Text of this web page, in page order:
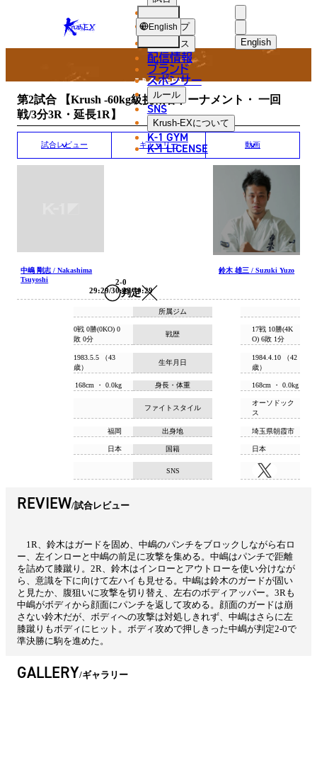
KRUSH-
EX
English
العربية
ショップ
ニュース
配信情報
ブランド
スポンサー
ルール
SNS
Krush-EXについて
K-1 GYM
K-1 LICENSE
English
MATCH RESULT
試合結果
第2試合 【Krush -60kg級挑戦者トーナメント・ 一回
戦/3分3R・延長1R】
試合レビュー ギャラリー 動画
中嶋 剛志 / Nakashima
Tsuyoshi
判定
2-0
29:29/30:29/30:29
鈴木 雄三 / Suzuki Yuzo
所属ジム
戦歴
0戦 0勝(0KO) 0
敗 0分
17戦 10勝(4K
O) 6敗 1分
生年月日
1983.5.5 （43
歳）
1984.4.10 （42
歳）
身長・体重
168cm ・ 0.0kg 168cm ・ 0.0kg
ファイトスタイル
オーソドック
ス
出身地
福岡 埼玉県朝霞市
国籍
日本 日本
SNS
REVIEW 試合レビュー
1R、鈴木はガードを固め、中嶋のパンチをブロックしながら右ロ
ー、左インローと中嶋の前足に攻撃を集める。中嶋はパンチで距離
を詰めて膝蹴り。2R、鈴木はインローとアウトローを使い分けなが
ら、意識を下に向けて左ハイも見せる。中嶋は鈴木のガードが固い
と見たか、腹狙いに攻撃を切り替え、左右のボディアッパー。3Rも
中嶋がボディから顔面にパンチを返して攻める。顔面のガードは崩
さない鈴木だが、ボディへの攻撃は対処しきれず、中嶋はさらに左
膝蹴りもボディにヒット。ボディ攻めで押しきった中嶋が判定2-0で
準決勝に駒を進めた。
GALLERY ギャラリー